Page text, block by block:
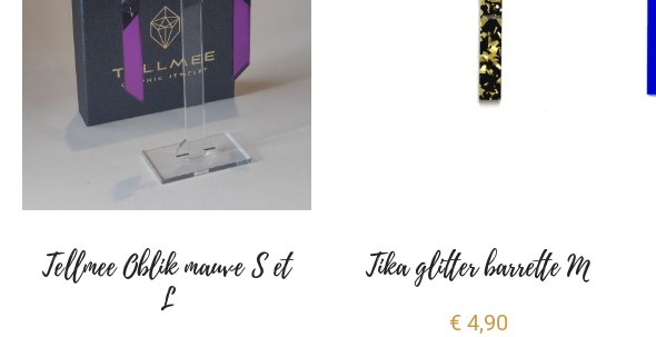
Tellmee Oblik mauve S et
L
Tika glitter barrette M
€4,90
Julie, gérante Hello les copines.